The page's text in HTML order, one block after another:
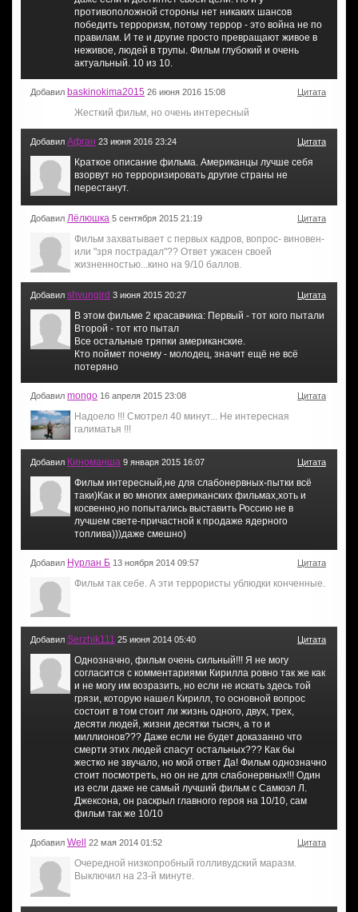
противоположной стороны нет никаких шансов
победить терроризм, потому террор - это война не по
правилам. И те и другие просто превращают живое в
неживое, людей в трупы. Фильм глубокий и очень
актуальный. 10 из 10.
Добавил baskinokima2015 26 июня 2016 15:08 Цитата
Жесткий фильм, но очень интересный
Добавил Афган 23 июня 2016 23:24 Цитата
Краткое описание фильма. Американцы лучше себя
взорвут но терроризировать другие страны не
перестанут.
Добавил Лёлюшка 5 сентября 2015 21:19 Цитата
Фильм захватывает с первых кадров, вопрос- виновен-
или "зря пострадал"?? Ответ ужасен своей
жизненностью...кино на 9/10 баллов.
Добавил shvungird 3 июня 2015 20:27 Цитата
В этом фильме 2 красавчика: Первый - тот кого пытали
Второй - тот кто пытал
Все остальные тряпки американские.
Кто поймет почему - молодец, значит ещё не всё
потеряно
Добавил mongo 16 апреля 2015 23:08 Цитата
Надоело !!! Смотрел 40 минут... Не интересная
галиматья !!!
Добавил Киноманша 9 января 2015 16:07 Цитата
Фильм интересный,не для слабонервных-пытки всё
таки)Как и во многих американских фильмах,хоть и
косвенно,но попытались выставить Россию не в
лучшем свете-причастной к продаже ядерного
топлива)))даже смешно)
Добавил Нурлан Б 13 ноября 2014 09:57 Цитата
Фильм так себе. А эти террористы ублюдки конченные.
Добавил Serzhik111 25 июня 2014 05:40 Цитата
Однозначно, фильм очень сильный!!! Я не могу
согласится с комментариями Кирилла ровно так же как
и не могу им возразить, но если не искать здесь той
грязи, которую нашел Кирилл, то основной вопрос
состоит в том стоит ли жизнь одного, двух, трех,
десяти людей, жизни десятки тысяч, а то и
миллионов??? Даже если не будет доказанно что
смерти этих людей спасут остальных??? Как бы
жестко не звучало, но мой ответ Да! Фильм однозначно
стоит посмотреть, но он не для слабонервных!!! Один
из если даже не самый лучший фильм с Самюэл Л.
Джексона, он раскрыл главного героя на 10/10, сам
фильм так же 10/10
Добавил Well 22 мая 2014 01:52 Цитата
Очередной низкопробный голливудский маразм.
Выключил на 23-й минуте.